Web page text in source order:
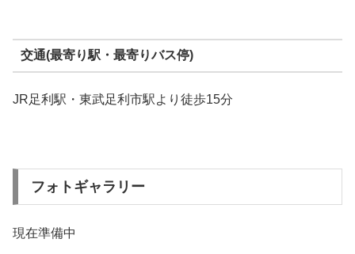
交通(最寄り駅・最寄りバス停)
JR足利駅・東武足利市駅より徒歩15分
フォトギャラリー
現在準備中